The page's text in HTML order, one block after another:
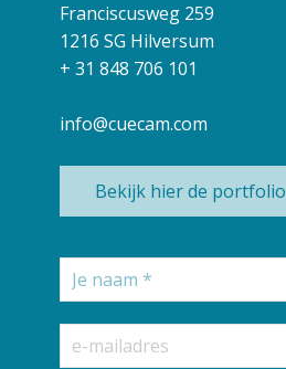
Franciscusweg 259
1216 SG Hilversum
+ 31 848 706 101
info@cuecam.com
Bekijk hier de portfolio